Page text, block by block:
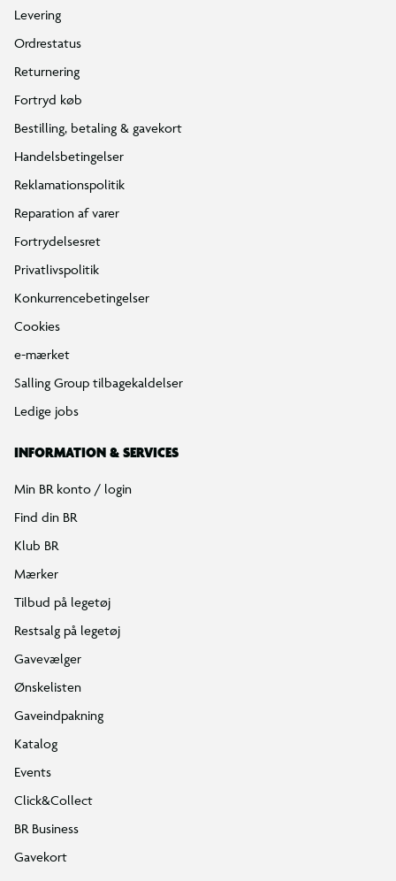
Levering
Ordrestatus
Returnering
Fortryd køb
Bestilling, betaling & gavekort
Handelsbetingelser
Reklamationspolitik
Reparation af varer
Fortrydelsesret
Privatlivspolitik
Konkurrencebetingelser
Cookies
e-mærket
Salling Group tilbagekaldelser
Ledige jobs
INFORMATION & SERVICES
Min BR konto / login
Find din BR
Klub BR
Mærker
Tilbud på legetøj
Restsalg på legetøj
Gavevælger
Ønskelisten
Gaveindpakning
Katalog
Events
Click&Collect
BR Business
Gavekort